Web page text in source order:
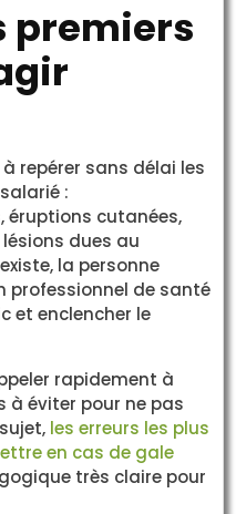
premiers
repérer sans délai les
:
éruptions cutanées,
dues au
la personne
professionnel de santé
et enclencher le
rapidement à
à éviter pour ne pas
les erreurs les plus
en cas de gale
très claire pour